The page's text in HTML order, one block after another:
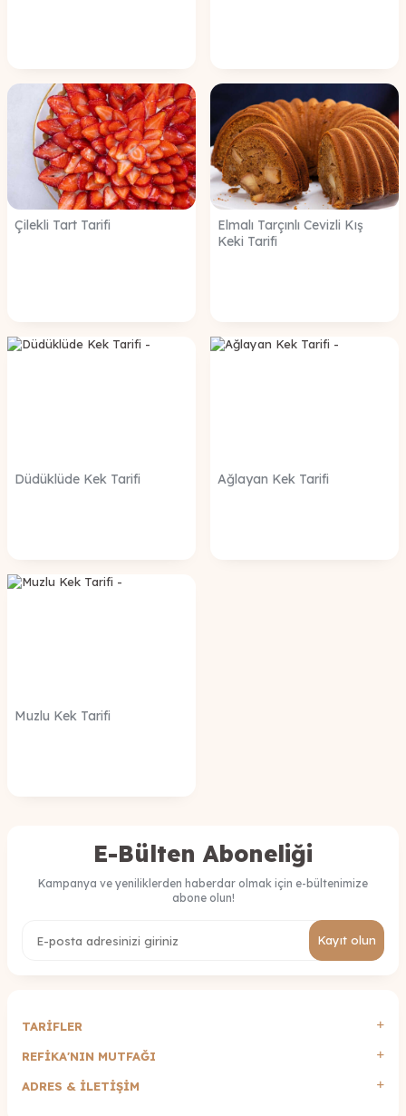
Çilekli Tart Tarifi
Elmalı Tarçınlı Cevizli Kış
Keki Tarifi
Düdüklüde Kek Tarifi Ağlayan Kek Tarifi
Muzlu Kek Tarifi
E-Bülten Aboneliği
Kampanya ve yeniliklerden haberdar olmak için e-bültenimize
abone olun!
Kayıt olun
TARİFLER
REFİKA'NIN MUTFAĞI
ADRES & İLETIŞIM